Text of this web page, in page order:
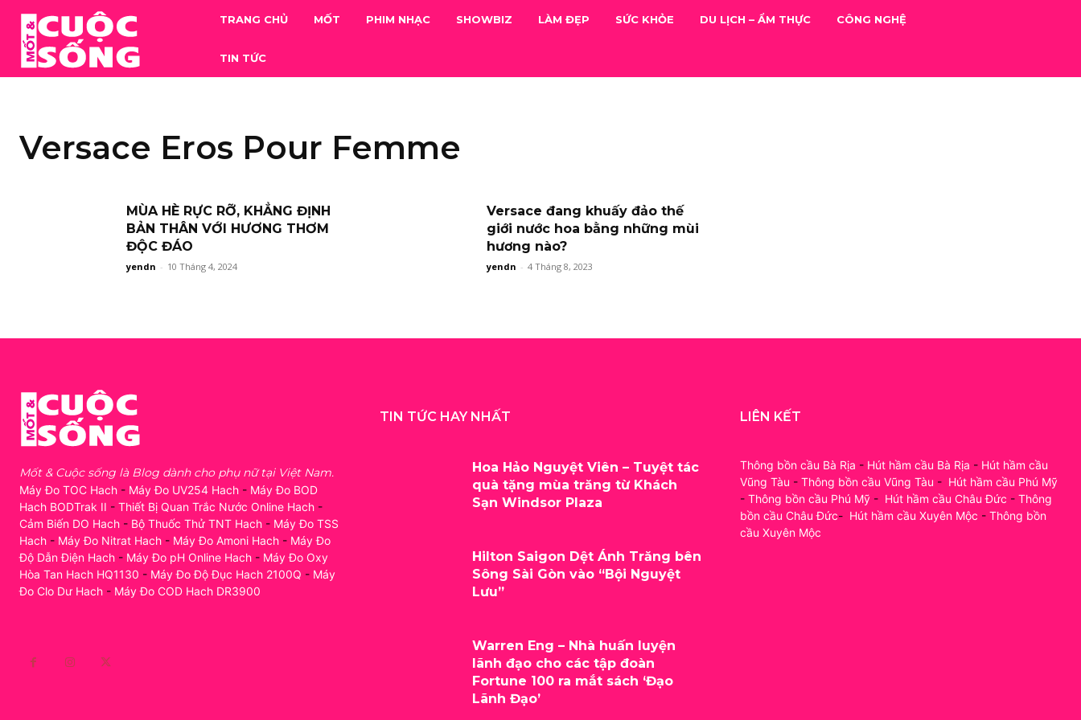
TRANG CHỦ MỐT PHIM NHẠC SHOWBIZ LÀM ĐẸP SỨC KHỎE DU LỊCH – ẨM THỰC CÔNG NGHỆ
TIN TỨC
Versace Eros Pour Femme
MÙA HÈ RỰC RỠ, KHẲNG ĐỊNH
BẢN THÂN VỚI HƯƠNG THƠM
ĐỘC ĐÁO
yendn - 10 Tháng 4, 2024
Versace đang khuấy đảo thế
giới nước hoa bằng những mùi
hương nào?
yendn - 4 Tháng 8, 2023
Mốt & Cuộc sống là Blog dành cho phụ nữ tại Việt Nam.
Máy Đo TOC Hach - Máy Đo UV254 Hach - Máy Đo BOD
Hach BODTrak II - Thiết Bị Quan Trắc Nước Online Hach -
Cảm Biến DO Hach - Bộ Thuốc Thử TNT Hach - Máy Đo TSS
Hach - Máy Đo Nitrat Hach - Máy Đo Amoni Hach - Máy Đo
Độ Dẫn Điện Hach - Máy Đo pH Online Hach - Máy Đo Oxy
Hòa Tan Hach HQ1130 - Máy Đo Độ Đục Hach 2100Q - Máy
Đo Clo Dư Hach - Máy Đo COD Hach DR3900
TIN TỨC HAY NHẤT
Hoa Hảo Nguyệt Viên – Tuyệt tác
quà tặng mùa trăng từ Khách
Sạn Windsor Plaza
Hilton Saigon Dệt Ánh Trăng bên
Sông Sài Gòn vào “Bội Nguyệt
Lưu”
Warren Eng – Nhà huấn luyện
lãnh đạo cho các tập đoàn
Fortune 100 ra mắt sách ‘Đạo
Lãnh Đạo’
LIÊN KẾT
Thông bồn cầu Bà Rịa - Hút hầm cầu Bà Rịa - Hút hầm cầu
Vũng Tàu - Thông bồn cầu Vũng Tàu - Hút hầm cầu Phú Mỹ
- Thông bồn cầu Phú Mỹ - Hút hầm cầu Châu Đức - Thông
bồn cầu Châu Đức- Hút hầm cầu Xuyên Mộc - Thông bồn
cầu Xuyên Mộc